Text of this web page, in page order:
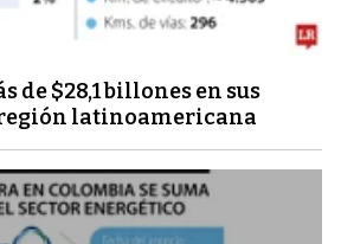
de $28,1 billones en sus
latinoamericana